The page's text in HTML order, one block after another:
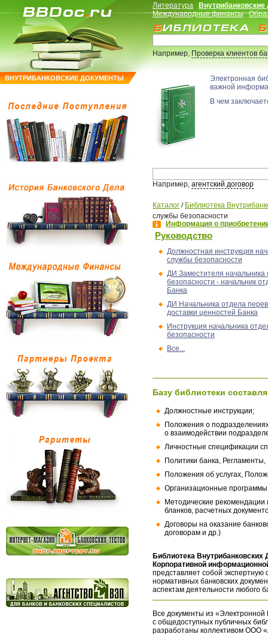
ВНУТРИБАНКОВСКИЕ ДОКУМЕНТЫ
Литература
Международные финансы
Например,Проверка клиентов
Электронная
важной
В чем
Например, агентский договор
Каталог / Библиотека
службы безопасности
Информация о
Руководство
Должностная инструкция
службы безопасности
ДИ Заместителя начальника
безопасности - начальник
Банка
ДИ Начальника отдела
доставки ценностей Банка
Инструкция начальника
безопасности
Все...
Базу библиотеки
Должностные инструкции;
Положения о
о взаимодействии
Личностные спецификации
Политики банка,
Положения об услугах,
Организационные
Методические
бланков, расчетных
Договоры на оказание
договорам и др.)
Библиотека
Корпоративной
представляет собой экспертную
нормативных банковских
аспектам деятельности любого
Все документы из «Электронной
с общедоступных публичных
разработаны коллективом ООО